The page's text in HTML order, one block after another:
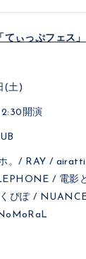
ぃっぷフェス」
(土)
開演
。/ RAY /
/ 電影
ぴぽ /